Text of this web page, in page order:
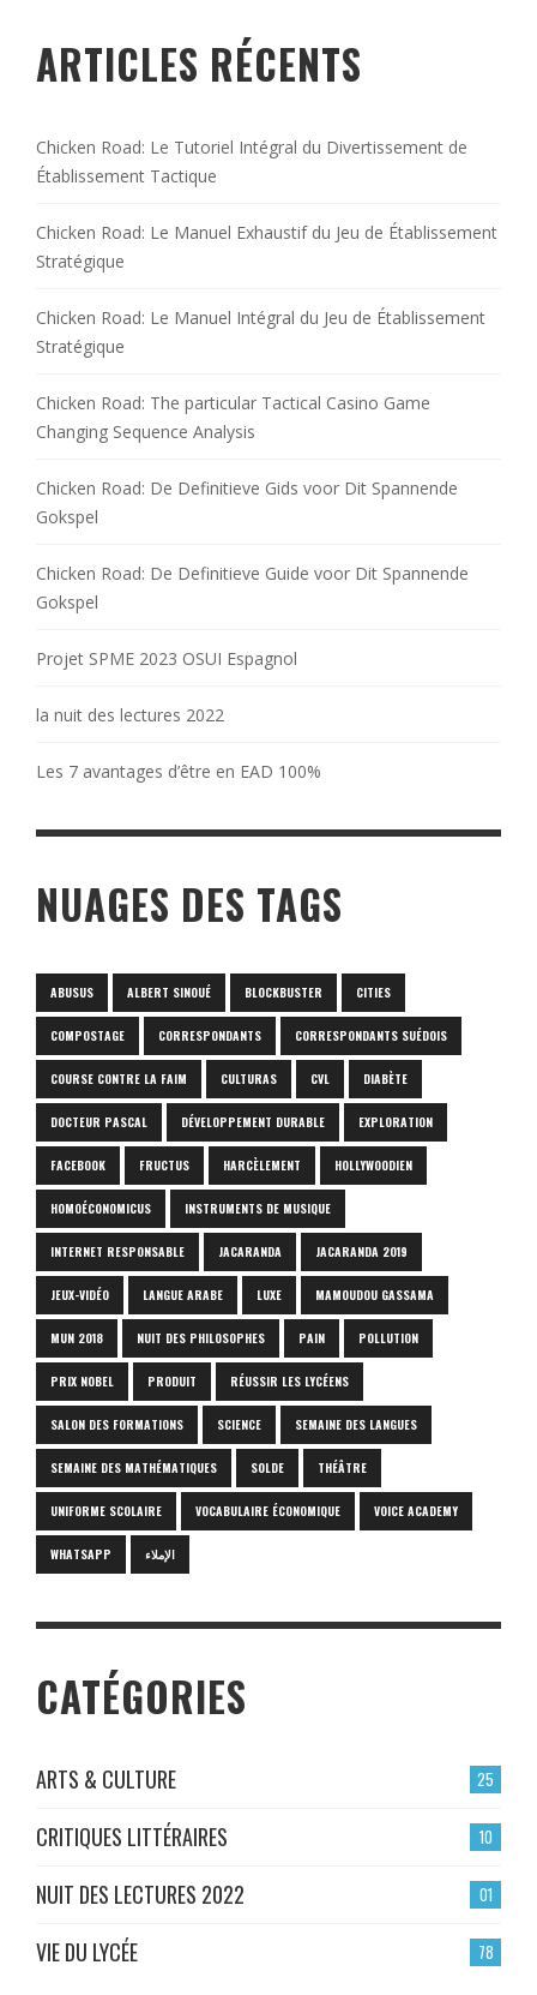
ARTICLES RÉCENTS
Chicken Road: Le Tutoriel Intégral du Divertissement de
Établissement Tactique
Chicken Road: Le Manuel Exhaustif du Jeu de Établissement
Stratégique
Chicken Road: Le Manuel Intégral du Jeu de Établissement
Stratégique
Chicken Road: The particular Tactical Casino Game
Changing Sequence Analysis
Chicken Road: De Definitieve Gids voor Dit Spannende
Gokspel
Chicken Road: De Definitieve Guide voor Dit Spannende
Gokspel
Projet SPME 2023 OSUI Espagnol
la nuit des lectures 2022
Les 7 avantages d’être en EAD 100%
NUAGES DES TAGS
ABUSUS ALBERT SINOUÉ BLOCKBUSTER CITIES
COMPOSTAGE CORRESPONDANTS CORRESPONDANTS SUÉDOIS
COURSE CONTRE LA FAIM CULTURAS CVL DIABÈTE
DOCTEUR PASCAL DÉVELOPPEMENT DURABLE EXPLORATION
FACEBOOK FRUCTUS HARCÈLEMENT HOLLYWOODIEN
HOMOÉCONOMICUS INSTRUMENTS DE MUSIQUE
INTERNET RESPONSABLE JACARANDA JACARANDA 2019
JEUX-VIDÉO LANGUE ARABE LUXE MAMOUDOU GASSAMA
MUN 2018 NUIT DES PHILOSOPHES PAIN POLLUTION
PRIX NOBEL PRODUIT RÉUSSIR LES LYCÉENS
SALON DES FORMATIONS SCIENCE SEMAINE DES LANGUES
SEMAINE DES MATHÉMATIQUES SOLDE THÉÂTRE
UNIFORME SCOLAIRE VOCABULAIRE ÉCONOMIQUE VOICE ACADEMY
WHATSAPP الإملاء
CATÉGORIES
25
ARTS & CULTURE
10
CRITIQUES LITTÉRAIRES
01
NUIT DES LECTURES 2022
78
VIE DU LYCÉE